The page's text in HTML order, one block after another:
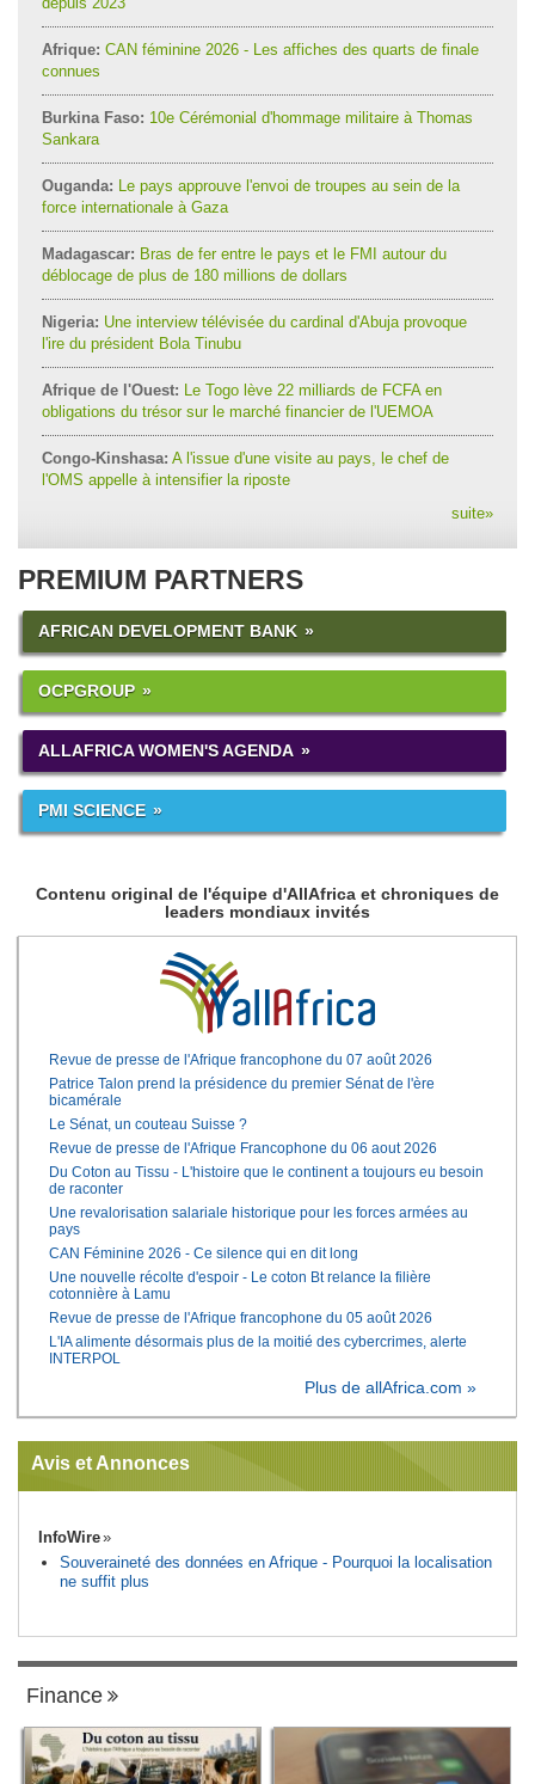
Afrique: CAN féminine 2026 - Les affiches des quarts de finale
connues
Burkina Faso: 10e Cérémonial d'hommage militaire à Thomas
Sankara
Ouganda: Le pays approuve l'envoi de troupes au sein de la
force internationale à Gaza
Madagascar: Bras de fer entre le pays et le FMI autour du
déblocage de plus de 180 millions de dollars
Nigeria: Une interview télévisée du cardinal d'Abuja provoque
l'ire du président Bola Tinubu
Afrique de l'Ouest: Le Togo lève 22 milliards de FCFA en
obligations du trésor sur le marché financier de l'UEMOA
Congo-Kinshasa: A l'issue d'une visite au pays, le chef de
l'OMS appelle à intensifier la riposte
suite»
PREMIUM PARTNERS
AFRICAN DEVELOPMENT BANK
OCPGROUP
ALLAFRICA WOMEN'S AGENDA
PMI SCIENCE
Contenu original de l'équipe d'AllAfrica et chroniques de
leaders mondiaux invités
Revue de presse de l'Afrique francophone du 07 août 2026
Patrice Talon prend la présidence du premier Sénat de l'ère
bicamérale
Le Sénat, un couteau Suisse ?
Revue de presse de l'Afrique Francophone du 06 aout 2026
Du Coton au Tissu - L'histoire que le continent a toujours eu besoin
de raconter
Une revalorisation salariale historique pour les forces armées au
pays
CAN Féminine 2026 - Ce silence qui en dit long
Une nouvelle récolte d'espoir - Le coton Bt relance la filière
cotonnière à Lamu
Revue de presse de l'Afrique francophone du 05 août 2026
L'IA alimente désormais plus de la moitié des cybercrimes, alerte
INTERPOL
Plus de allAfrica.com »
Avis et Annonces
InfoWire
Souveraineté des données en Afrique - Pourquoi la localisation
ne suffit plus
Finance